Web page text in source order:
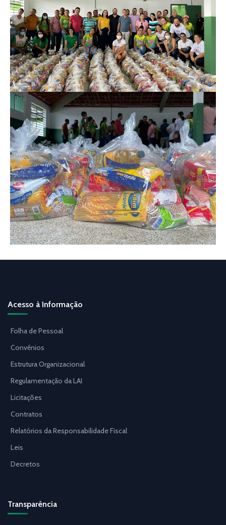
Acesso à Informação
Folha de Pessoal
Convênios
Estrutura Organizacional
Regulamentação da LAI
Licitações
Contratos
Relatórios da Responsabilidade Fiscal
Leis
Decretos
Transparência